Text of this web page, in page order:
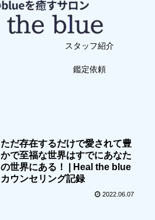
スタッフ紹介
鑑定依頼
ただ存在するだけで愛されて豊
かで至福な世界はすでにあなた
の世界にある！ | Heal the blue
カウンセリング記録
2022.06.07